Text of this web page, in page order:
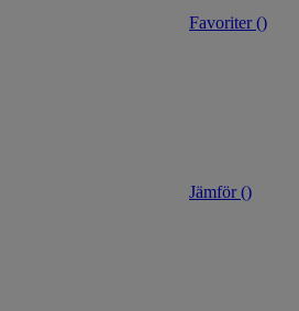
Favoriter ()
Jämför ()